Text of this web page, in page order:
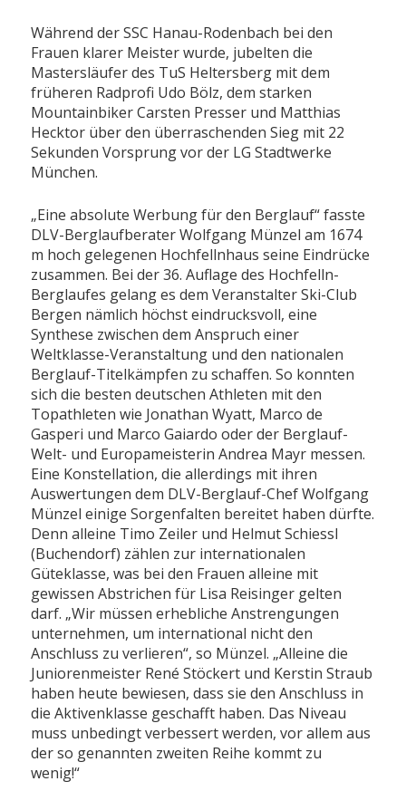
Während der SSC Hanau-Rodenbach bei den
Frauen klarer Meister wurde, jubelten die
Mastersläufer des TuS Heltersberg mit dem
früheren Radprofi Udo Bölz, dem starken
Mountainbiker Carsten Presser und Matthias
Hecktor über den überraschenden Sieg mit 22
Sekunden Vorsprung vor der LG Stadtwerke
München.
„Eine absolute Werbung für den Berglauf“ fasste
DLV-Berglaufberater Wolfgang Münzel am 1674
m hoch gelegenen Hochfellnhaus seine Eindrücke
zusammen. Bei der 36. Auflage des Hochfelln-
Berglaufes gelang es dem Veranstalter Ski-Club
Bergen nämlich höchst eindrucksvoll, eine
Synthese zwischen dem Anspruch einer
Weltklasse-Veranstaltung und den nationalen
Berglauf-Titelkämpfen zu schaffen. So konnten
sich die besten deutschen Athleten mit den
Topathleten wie Jonathan Wyatt, Marco de
Gasperi und Marco Gaiardo oder der Berglauf-
Welt- und Europameisterin Andrea Mayr messen.
Eine Konstellation, die allerdings mit ihren
Auswertungen dem DLV-Berglauf-Chef Wolfgang
Münzel einige Sorgenfalten bereitet haben dürfte.
Denn alleine Timo Zeiler und Helmut Schiessl
(Buchendorf) zählen zur internationalen
Güteklasse, was bei den Frauen alleine mit
gewissen Abstrichen für Lisa Reisinger gelten
darf. „Wir müssen erhebliche Anstrengungen
unternehmen, um international nicht den
Anschluss zu verlieren“, so Münzel. „Alleine die
Juniorenmeister René Stöckert und Kerstin Straub
haben heute bewiesen, dass sie den Anschluss in
die Aktivenklasse geschafft haben. Das Niveau
muss unbedingt verbessert werden, vor allem aus
der so genannten zweiten Reihe kommt zu
wenig!“